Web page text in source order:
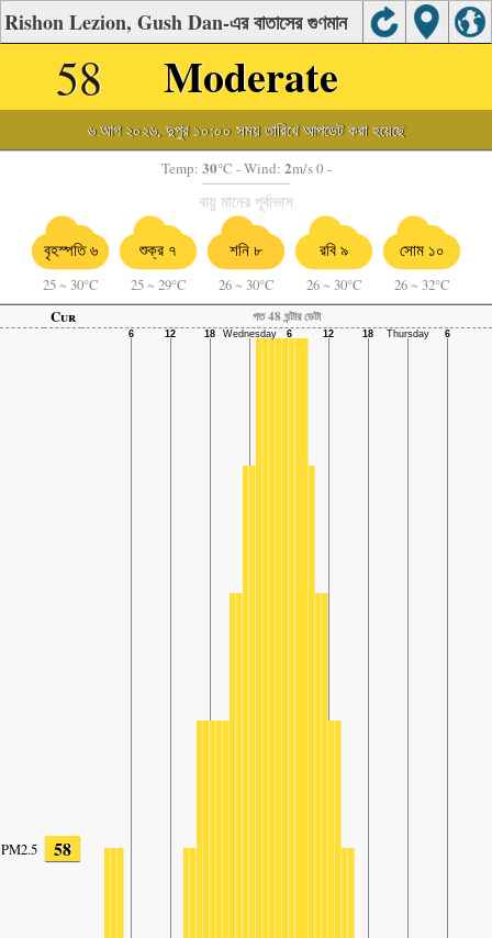
Rishon Lezion, Gush Dan-এর বাতাসের গুণমান
58 Moderate
৬ আগ ২০২৬, দুপুর ১০:০০ সময় তারিখে আপডেট করা হয়েছে
Temp: 30°C - Wind: 2m/s 0 -
বায়ু মানের পূর্বাভাস
বৃহস্পতি ৬
25 ~ 30°C
শুক্র ৭
25 ~ 29°C
শনি ৮
26 ~ 30°C
রবি ৯
26 ~ 30°C
সোম ১০
26 ~ 32°C
Cur
গত 48 ঘন্টার ডেটা
PM2.5 58